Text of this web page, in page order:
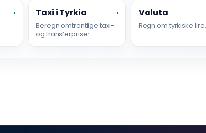
› Taxi i Tyrkia
Beregn omtrentlige taxi-
og transferpriser.
› Valuta
Regn om tyrkiske lire.